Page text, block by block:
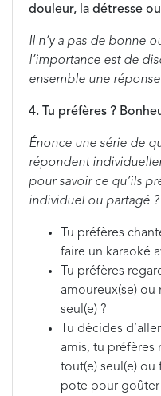
douleur, la détresse ou
Il n’y a pas de bonne
l’importance est de
ensemble une
4. Tu préfères ?
Énonce une série de
répondent
pour savoir ce qu’ils
individuel ou partagé ?
Tu préfères
faire un karaoké
Tu préfères
amoureux(se)
seul(e) ?
Tu décides
amis, tu préfères
tout(e) seul(e) ou
pote pour goûter